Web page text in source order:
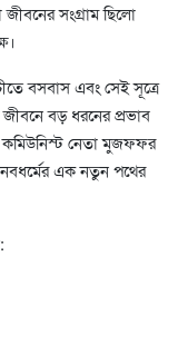
সংগ্রাম ছিলো
বসবাস এবং সেই সূত্রে
বড় ধরনের প্রভাব
নেতা মুজফফর
এক নতুন পথের